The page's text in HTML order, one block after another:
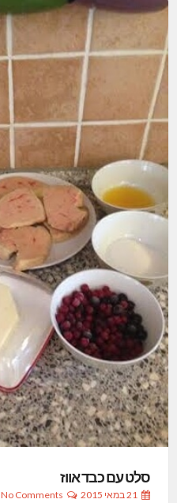
סלט עם כבד אווז
21 במאי 2015 No Comments